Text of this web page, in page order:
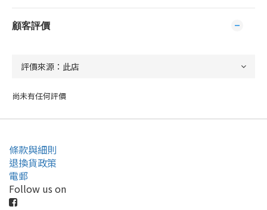
顧客評價
尚未有任何評價
條款與細則
退換貨政策
電郵
Follow us on